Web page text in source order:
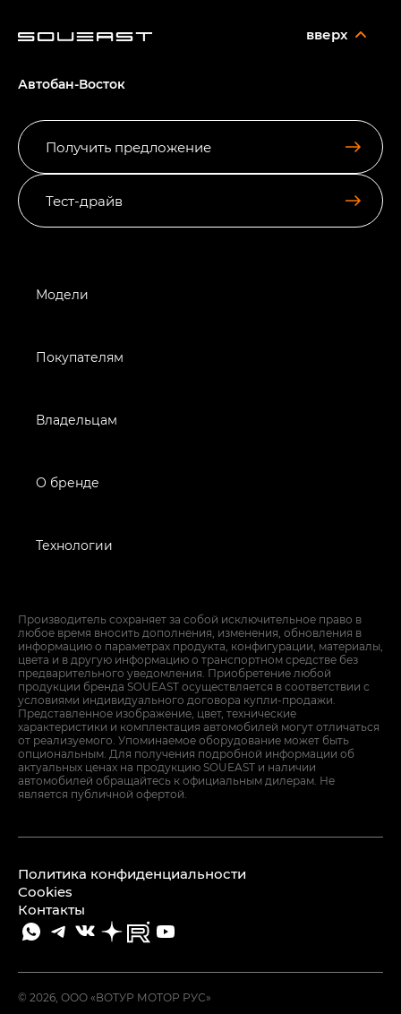
Получить предложение
Тест-драйв
вверх
Автобан-Восток
Модели
Покупателям
Владельцам
О бренде
Технологии
Производитель сохраняет за собой исключительное право в
любое время вносить дополнения, изменения, обновления в
информацию о параметрах продукта, конфигурации, материалы,
цвета и в другую информацию о транспортном средстве без
предварительного уведомления. Приобретение любой
продукции бренда SOUEAST осуществляется в соответствии с
условиями индивидуального договора купли-продажи.
Представленное изображение, цвет, технические
характеристики и комплектация автомобилей могут отличаться
от реализуемого. Упоминаемое оборудование может быть
опциональным. Для получения подробной информации об
актуальных ценах на продукцию SOUEAST и наличии
автомобилей обращайтесь к официальным дилерам. Не
является публичной офертой.
© 2026, ООО «ВОТУР МОТОР РУС»
Политика конфиденциальности
Cookies
Контакты